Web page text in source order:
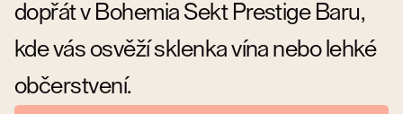
dopřát v Bohemia Sekt Prestige Baru,
kde vás osvěží sklenka vína nebo lehké
občerstvení.